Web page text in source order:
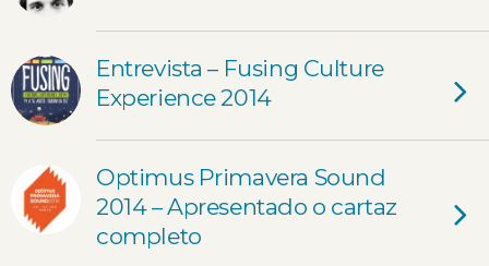
Entrevista – Fusing Culture
Experience 2014
Optimus Primavera Sound
2014 – Apresentado o cartaz
completo